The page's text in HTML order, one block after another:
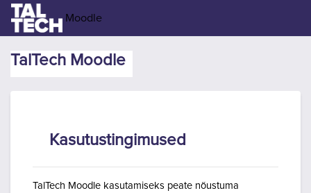
Jäta vahele peasisuni
Moodle
TalTech Moodle
Kasutustingimused
TalTech Moodle kasutamiseks peate nõustuma